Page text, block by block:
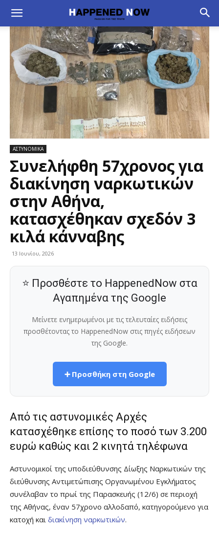
ΑΣΤΥΝΟΜΙΚΑ
Συνελήφθη 57χρονος για
διακίνηση ναρκωτικών
στην Αθήνα,
κατασχέθηκαν σχεδόν 3
κιλά κάνναβης
13 Ιουνίου, 2026
⭐ Προσθέστε το HappenedNow στα
Αγαπημένα της Google
Μείνετε ενημερωμένοι με τις τελευταίες ειδήσεις
προσθέτοντας το HappenedNow στις πηγές ειδήσεων
της Google.
➕ Προσθήκη στη Google
Από τις αστυνομικές Αρχές
κατασχέθηκε επίσης το ποσό των 3.200
ευρώ καθώς και 2 κινητά τηλέφωνα
Αστυνομικοί της υποδιεύθυνσης Δίωξης Ναρκωτικών της
διεύθυνσης Αντιμετώπισης Οργανωμένου Εγκλήματος
συνέλαβαν το πρωί της Παρασκευής (12/6) σε περιοχή
της Αθήνας, έναν 57χρονο αλλοδαπό, κατηγορούμενο για
κατοχή και διακίνηση ναρκωτικών.